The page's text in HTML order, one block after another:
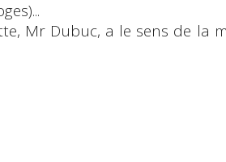
, Mr Dubuc, a le sens de la